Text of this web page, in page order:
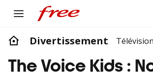
Divertissement Télévision
The Voice Kids :